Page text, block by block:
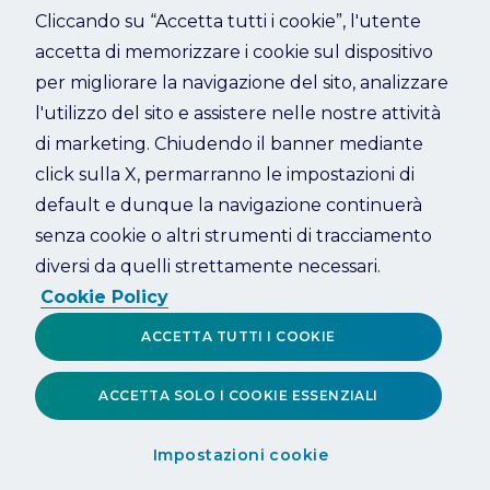
Refresh
Cliccando su “Accetta tutti i cookie”, l'utente
accetta di memorizzare i cookie sul dispositivo
per migliorare la navigazione del sito, analizzare
l'utilizzo del sito e assistere nelle nostre attività
di marketing. Chiudendo il banner mediante
click sulla X, permarranno le impostazioni di
default e dunque la navigazione continuerà
senza cookie o altri strumenti di tracciamento
diversi da quelli strettamente necessari.
Cookie Policy
Impostazioni cookie
ACCETTA SOLO I COOKIE ESSENZIALI
ACCETTA TUTTI I COOKIE